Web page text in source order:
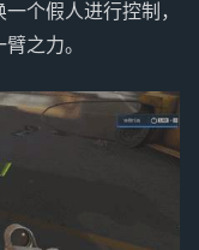
个假人进行控制，
之力。